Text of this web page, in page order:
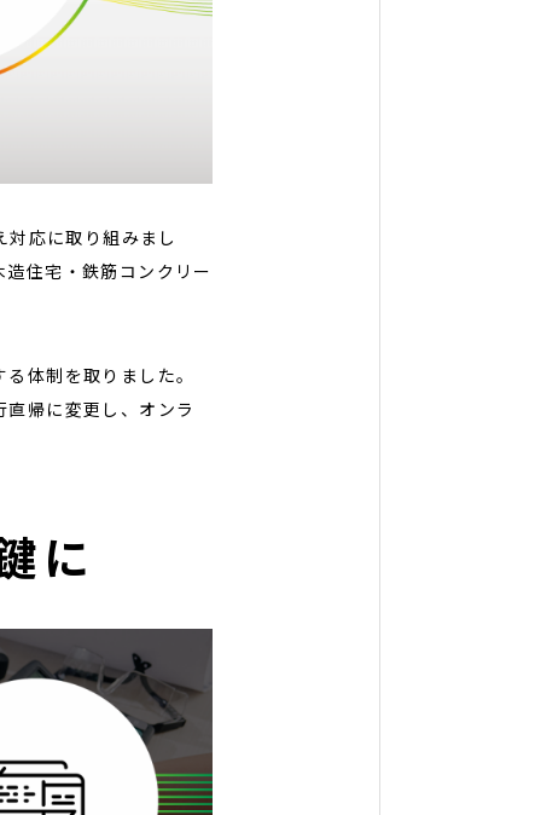
応に取り組みまし
住宅・鉄筋コンクリー
体制を取りました。
帰に変更し、オンラ
に